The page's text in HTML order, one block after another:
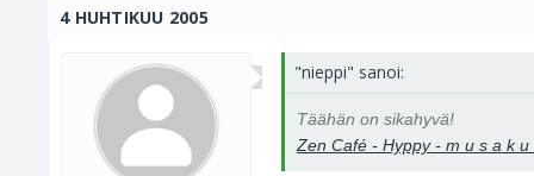
4 HUHTIKUU 2005
"nieppi" sanoi:
Täähän on sikahyvä!
Zen Café - Hyppy - m u s a k u